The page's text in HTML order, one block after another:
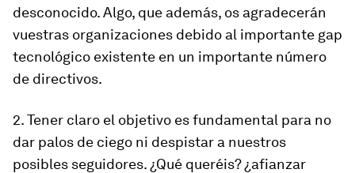
desconocido. Algo, que además, os agradecerán
vuestras organizaciones debido al importante gap
tecnológico existente en un importante número
de directivos.
2. Tener claro el objetivo es fundamental para no
dar palos de ciego ni despistar a nuestros
posibles seguidores. ¿Qué queréis? ¿afianzar